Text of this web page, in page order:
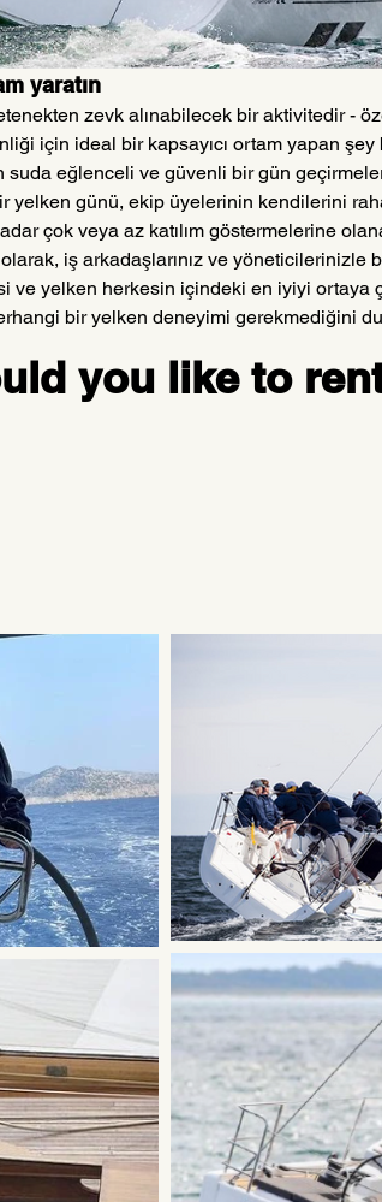
yaratın
zevk alınabilecek bir aktivitedir -
için ideal bir kapsayıcı ortam yapan
suda eğlenceli ve güvenli bir gün
yelken günü, ekip üyelerinin kendilerini
çok veya az katılım göstermelerine
iş arkadaşlarınız ve yöneticilerinizle
ve yelken herkesin içindeki en iyiyi ortaya
bir yelken deneyimi gerekmediğini
you like to